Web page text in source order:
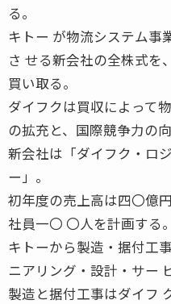
る。
キトー が物流システム事
さ せる新会社の全株式を
買い取る。
ダイフクは買収によって
の拡充と、国際競争力の向
新会社は「ダイフク・ロ
ー」。
初年度の売上高は四〇億円
社員一〇 〇人を計画する。
キトーから製造・据付工
ニアリング・設計・サー
製造と据付工事はダイフ